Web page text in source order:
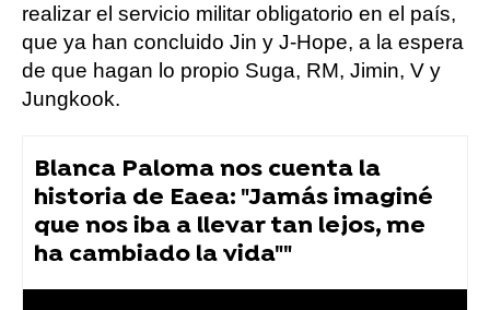
realizar el servicio militar obligatorio en el país,
que ya han concluido Jin y J-Hope, a la espera
de que hagan lo propio Suga, RM, Jimin, V y
Jungkook.
Blanca Paloma nos cuenta la
historia de Eaea: "Jamás imaginé
que nos iba a llevar tan lejos, me
ha cambiado la vida""